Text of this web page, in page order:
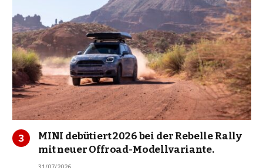
MINI debütiert 2026 bei der Rebelle Rally
mit neuer Offroad-Modellvariante.